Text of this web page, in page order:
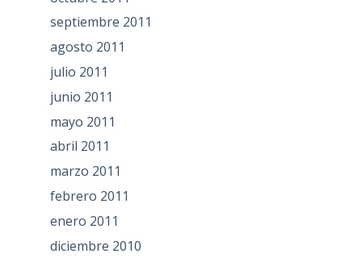
septiembre 2011
agosto 2011
julio 2011
junio 2011
mayo 2011
abril 2011
marzo 2011
febrero 2011
enero 2011
diciembre 2010